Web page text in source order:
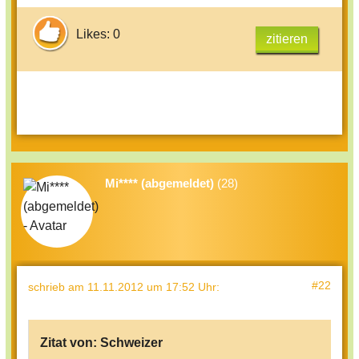
Likes: 0 zitieren
Mi**** (abgemeldet) (28)
schrieb am 11.11.2012 um 17:52 Uhr: #22
Zitat von: Schweizer